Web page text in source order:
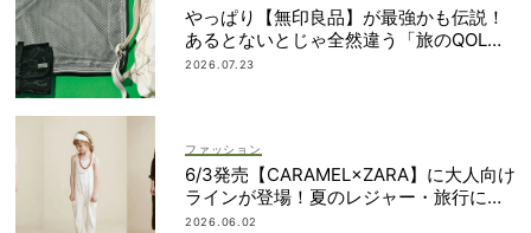
やっぱり【無印良品】が最強かも伝説！
あるとないとじゃ全然違う「旅のQOL爆
上げアイテム」
2026.07.23
ファッション
6/3発売【CARAMEL×ZARA】に大人向け
ラインが登場！夏のレジャー・旅行にも
おすすめ
2026.06.02